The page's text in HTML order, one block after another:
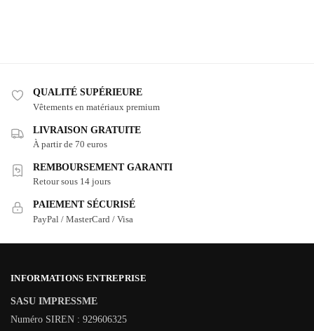
QUALITÉ SUPÉRIEURE
Vêtements en matériaux premium
LIVRAISON GRATUITE
À partir de 70 euros
REMBOURSEMENT GARANTI
Retour sous 14 jours
PAIEMENT SÉCURISÉ
PayPal / MasterCard / Visa
INFORMATIONS ENTREPRISE
SASU IMPRESSME
Numéro SIREN : 929606325